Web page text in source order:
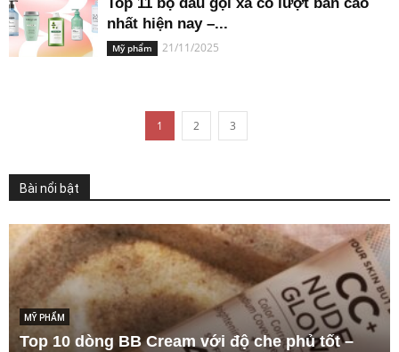
nhất hiện nay –...
Mỹ phẩm 21/11/2025
1 2 3
Bài nổi bật
MỸ PHẨM
Chi tiết 16 dòng tẩy tế bào chết Tree Hut – từ